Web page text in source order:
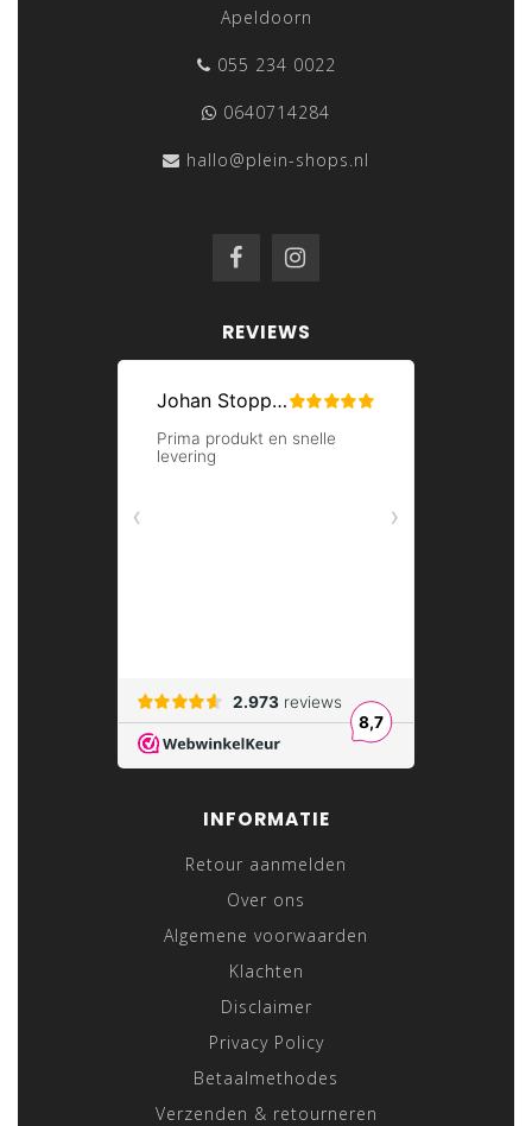
Apeldoorn
055 234 0022
0640714284
hallo@plein-shops.nl
REVIEWS
INFORMATIE
Retour aanmelden
Over ons
Algemene voorwaarden
Klachten
Disclaimer
Privacy Policy
Betaalmethodes
Verzenden & retourneren